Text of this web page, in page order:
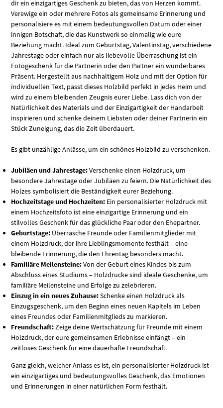
dir ein einzigartiges Geschenk zu bieten, das von Herzen kommt.
Verewige ein oder mehrere Fotos als gemeinsame Erinnerung und
personalisiere es mit einem bedeutungsvollen Datum oder einer
innigen Botschaft, die das Kunstwerk so einmalig wie eure
Beziehung macht. Ideal zum Geburtstag, Valentinstag, verschiedene
Jahrestage oder einfach nur als liebevolle Überraschung ist ein
Fotogeschenk für die Partnerin oder den Partner ein wunderbares
Präsent. Hergestellt aus nachhaltigem Holz und mit der Option für
individuellen Text, passt dieses Holzbild perfekt in jedes Heim und
wird zu einem bleibenden Zeugnis eurer Liebe. Lass dich von der
Natürlichkeit des Materials und der Einzigartigkeit der Handarbeit
inspirieren und schenke deinem Liebsten oder deiner Partnerin ein
Stück Zuneigung, das die Zeit überdauert.
Es gibt unzählige Anlässe, um ein schönes Holzbild zu verschenken.
Jubiläen und Jahrestage:Verschenke einen Holzdruck, um
besondere Jahrestage oder Jubiläen zu feiern. Die Natürlichkeit des
Holzes symbolisiert die Beständigkeit eurer Beziehung.
Hochzeitstage und Hochzeiten: Ein personalisierter Holzdruck mit
einem Hochzeitsfoto ist eine einzigartige Erinnerung und ein
stilvolles Geschenk für das glückliche Paar oder den Ehepartner.
Geburtstage: Überrasche Freunde oder Familienmitglieder mit
einem Holzdruck, der ihre Lieblingsmomente festhält – eine
bleibende Erinnerung, die den Ehrentag besonders macht.
Familiäre Meilensteine:Von der Geburt eines Kindes bis zum
Abschluss eines Studiums – Holzdrucke sind ideale Geschenke, um
familiäre Meilensteine und Erfolge zu zelebrieren.
Einzug in ein neues Zuhause:Schenke einen Holzdruck als
Einzugsgeschenk, um den Beginn eines neuen Kapitels im Leben
eines Freundes oder Familienmitglieds zu markieren.
Freundschaft:Zeige deine Wertschätzung für Freunde mit einem
Holzdruck, der eure gemeinsamen Erlebnisse einfängt – ein
zeitloses Geschenk für eine dauerhafte Freundschaft.
Ganz gleich, welcher Anlass es ist, ein personalisierter Holzdruck ist
ein einzigartiges und bedeutungsvolles Geschenk, das Emotionen
und Erinnerungen in einer natürlichen Form festhält.